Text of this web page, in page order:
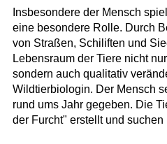
Insbesondere der Mensch
eine besondere Rolle. Durch
von Straßen, Schiliften und
Lebensraum der Tiere nicht
sondern auch qualitativ
Wildtierbiologin. Der Mensch
rund ums Jahr gegeben. Die
der Furcht" erstellt und